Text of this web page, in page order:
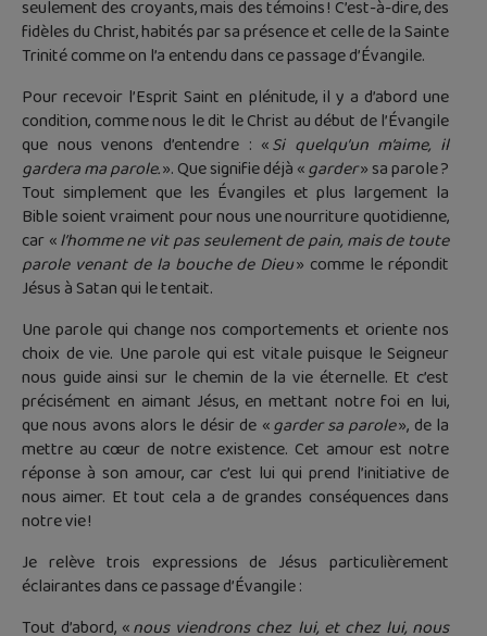
seulement des croyants, mais des témoins ! C’est-à-dire, des
fidèles du Christ, habités par sa présence et celle de la Sainte
Trinité comme on l’a entendu dans ce passage d’Évangile.
Pour recevoir l’Esprit Saint en plénitude, il y a d’abord une
condition, comme nous le dit le Christ au début de l’Évangile
que nous venons d’entendre : «Si quelqu’un m’aime, il
gardera ma parole.». Que signifie déjà «garder» sa parole ?
Tout simplement que les Évangiles et plus largement la
Bible soient vraiment pour nous une nourriture quotidienne,
car «l’homme ne vit pas seulement de pain, mais de toute
parole venant de la bouche de Dieu» comme le répondit
Jésus à Satan qui le tentait.
Une parole qui change nos comportements et oriente nos
choix de vie. Une parole qui est vitale puisque le Seigneur
nous guide ainsi sur le chemin de la vie éternelle. Et c’est
précisément en aimant Jésus, en mettant notre foi en lui,
que nous avons alors le désir de «garder sa parole», de la
mettre au cœur de notre existence. Cet amour est notre
réponse à son amour, car c’est lui qui prend l’initiative de
nous aimer. Et tout cela a de grandes conséquences dans
notre vie !
Je relève trois expressions de Jésus particulièrement
éclairantes dans ce passage d’Évangile :
Tout d’abord, «nous viendrons chez lui, et chez lui, nous